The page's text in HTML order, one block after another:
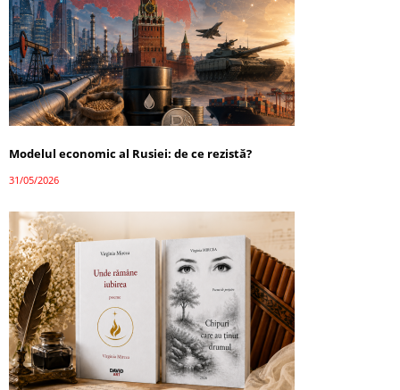
Modelul economic al Rusiei: de ce rezistă?
31/05/2026